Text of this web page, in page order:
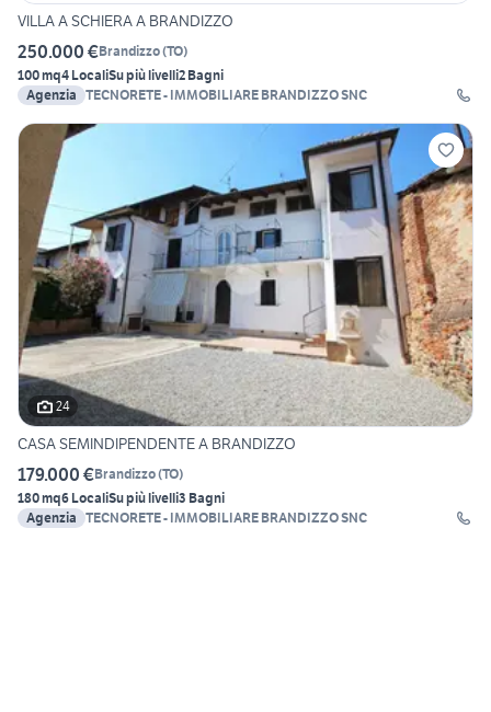
VILLA A SCHIERA A BRANDIZZO
250.000 €Brandizzo(TO)
100 mq4 LocaliSu più livelli2 Bagni
Agenzia TECNORETE - IMMOBILIARE BRANDIZZO SNC
24
CASA SEMINDIPENDENTE A BRANDIZZO
179.000 €Brandizzo(TO)
180 mq6 LocaliSu più livelli3 Bagni
Agenzia TECNORETE - IMMOBILIARE BRANDIZZO SNC